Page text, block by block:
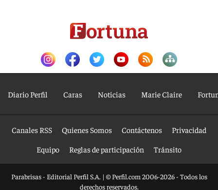
Diario Perfil Caras Noticias Marie Claire
Canales RSS Quienes Somos Contáctenos
Privacidad
Equipo
Reglas de participación Tránsito
Parabrisas - Editorial Perfil S.A. | © Perfil.com 2006-2026 - Todos los
derechos reservados.